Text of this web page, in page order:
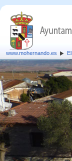
www.mohernando.es